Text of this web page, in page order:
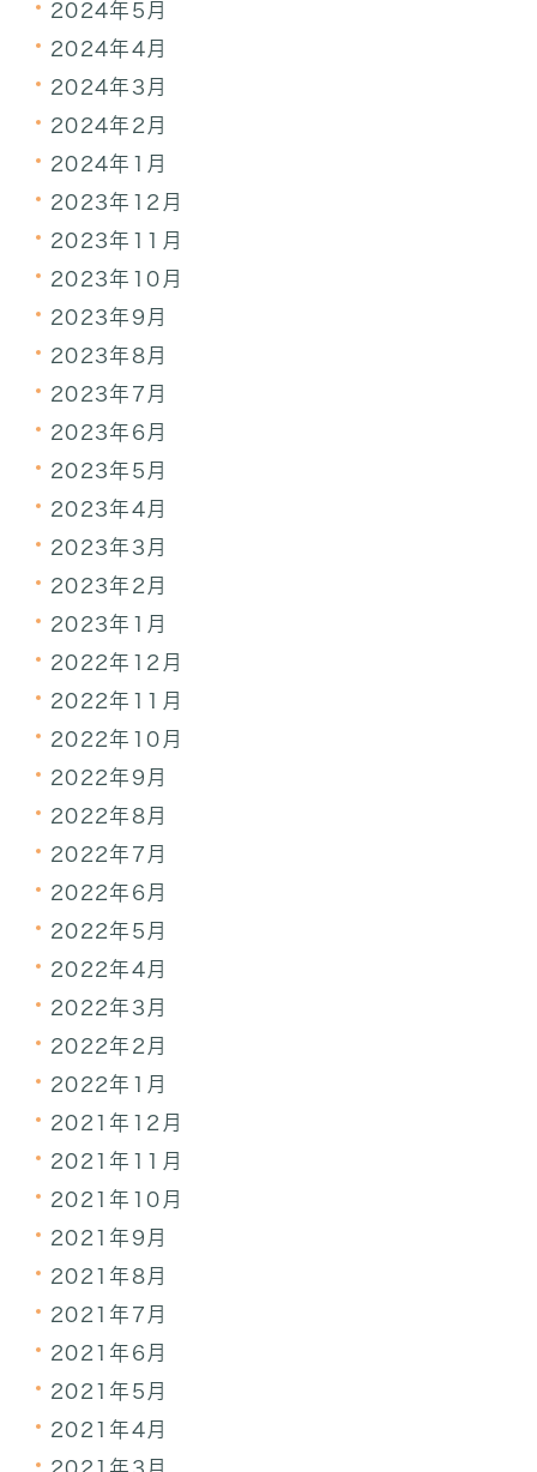
2024年5月
2024年4月
2024年3月
2024年2月
2024年1月
2023年12月
2023年11月
2023年10月
2023年9月
2023年8月
2023年7月
2023年6月
2023年5月
2023年4月
2023年3月
2023年2月
2023年1月
2022年12月
2022年11月
2022年10月
2022年9月
2022年8月
2022年7月
2022年6月
2022年5月
2022年4月
2022年3月
2022年2月
2022年1月
2021年12月
2021年11月
2021年10月
2021年9月
2021年8月
2021年7月
2021年6月
2021年5月
2021年4月
2021年3月